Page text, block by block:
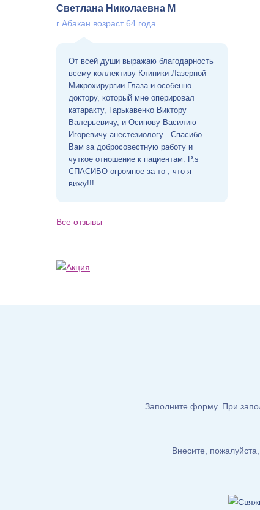
Светлана Николаевна М
г Абакан возраст 64 года
От всей души выражаю благодарность
всему коллективу Клиники Лазерной
Микрохирургии Глаза и особенно
доктору, который мне оперировал
катаракту, Гарькавенко Виктору
Валерьевичу, и Осипову Василию
Игоревичу анестезиологу . Спасибо
Вам за добросовестную работу и
чуткое отношение к пациентам. Р.s
СПАСИБО огромное за то , что я
вижу!!!
Все отзывы
Заполните форму. При
Внесите,